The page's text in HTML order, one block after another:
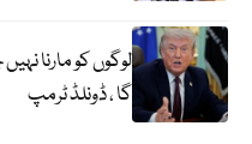
لوگوں کو مارنا
گا ، ڈونلڈ ٹرمپ